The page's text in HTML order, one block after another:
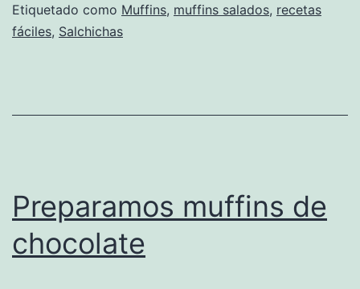
Etiquetado como Muffins, muffins salados, recetas
fáciles, Salchichas
Preparamos muffins de
chocolate